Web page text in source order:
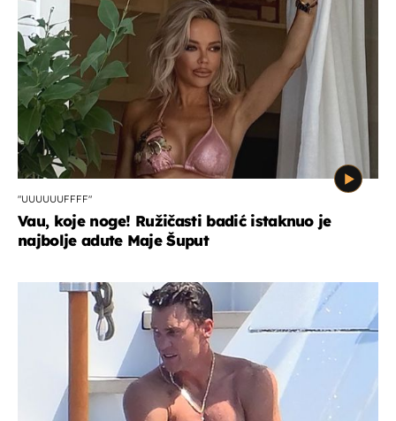
"UUUUUUFFFF"
Vau, koje noge! Ružičasti badić istaknuo je
najbolje adute Maje Šuput